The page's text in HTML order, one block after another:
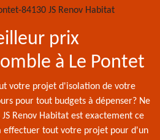
prix
à Le Pontet
votre projet d'isolation de votre
pour tout budgets à dépenser? Ne
Renov Habitat est exactement ce
effectuer tout votre projet pour d'un